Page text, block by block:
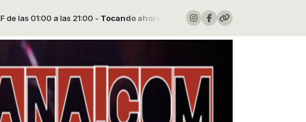
a las 21:00 -Tocando ahora: OVNIS RADIO CANTARRANA